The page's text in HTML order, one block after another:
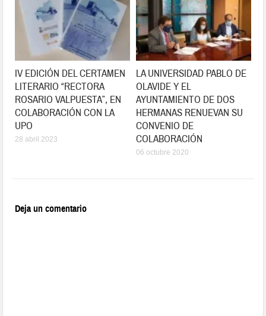
IV EDICIÓN DEL CERTAMEN
LITERARIO “RECTORA
ROSARIO VALPUESTA”, EN
COLABORACIÓN CON LA
UPO
28 abril 2023
LA UNIVERSIDAD PABLO DE
OLAVIDE Y EL
AYUNTAMIENTO DE DOS
HERMANAS RENUEVAN SU
CONVENIO DE
COLABORACIÓN
06 octubre 2020
Deja un comentario